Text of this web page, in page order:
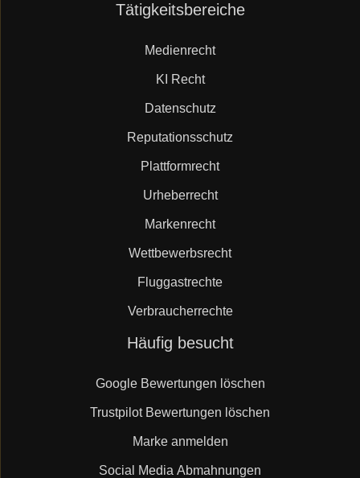
Tätigkeitsbereiche
Medienrecht
KI Recht
Datenschutz
Reputationsschutz
Plattformrecht
Urheberrecht
Markenrecht
Wettbewerbsrecht
Fluggastrechte
Verbraucherrechte
Häufig besucht
Google Bewertungen löschen
Trustpilot Bewertungen löschen
Marke anmelden
Social Media Abmahnungen